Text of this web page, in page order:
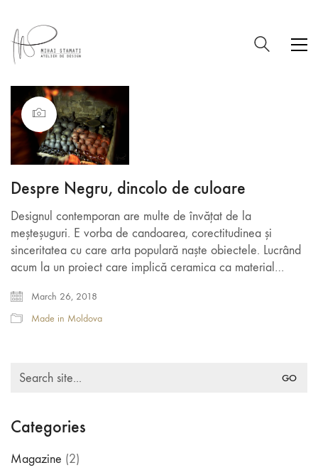
Despre Negru, dincolo de culoare
Designul contemporan are multe de învățat de la
meșteșuguri. E vorba de candoarea, corectitudinea și
sinceritatea cu care arta populară naște obiectele. Lucrând
acum la un proiect care implică ceramica ca material…
March 26, 2018
Made in Moldova
Search
Categories
Magazine (2)